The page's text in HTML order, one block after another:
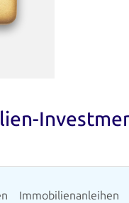
Immobilienanleihen